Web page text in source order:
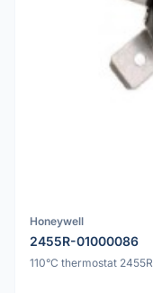
Honeywell
2455R-01000086
110°C thermostat